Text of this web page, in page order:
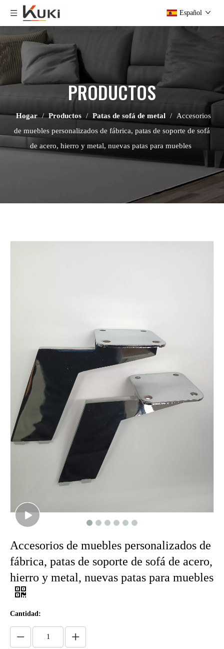
Español
PRODUCTOS
Hogar / Productos / Patas de sofá de metal /
Accesorios
de muebles personalizados de fábrica, patas de soporte de sofá
de acero, hierro y metal, nuevas patas para muebles
Accesorios de muebles personalizados de
fábrica, patas de soporte de sofá de acero,
hierro y metal, nuevas patas para muebles
Cantidad: